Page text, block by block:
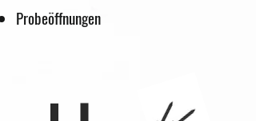
Probeöffnungen